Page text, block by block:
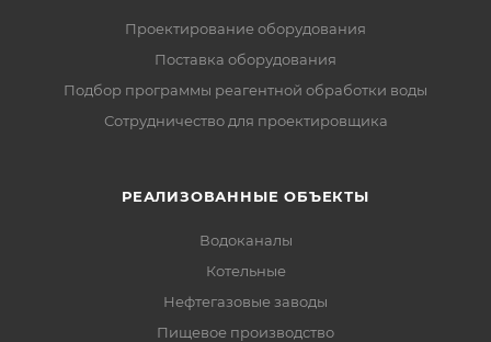
Проектирование оборудования
Поставка оборудования
Подбор программы реагентной обработки воды
Сотрудничество для проектировщика
РЕАЛИЗОВАННЫЕ ОБЪЕКТЫ
Водоканалы
Котельные
Нефтегазовые заводы
Пищевое производство